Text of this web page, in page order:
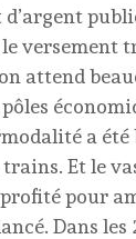
versement
attend
a
Et le
pour
Dans